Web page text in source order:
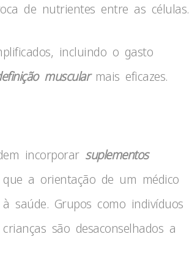
de nutrientes entre as células.
incluindo o gasto
muscularmais eficazes.
incorporar suplementos
a orientação de um médico
saúde. Grupos como indivíduos
são desaconselhados a